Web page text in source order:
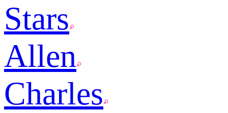
Stars
Allen
Charles